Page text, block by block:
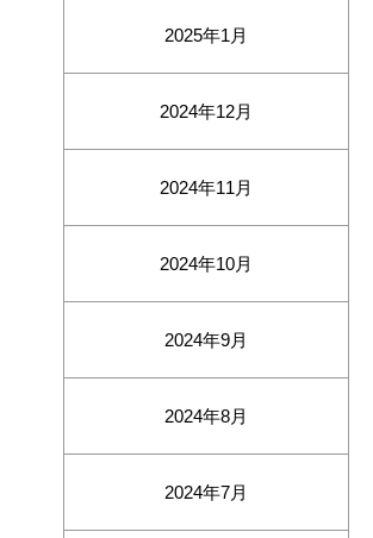
2025年1月
2024年12月
2024年11月
2024年10月
2024年9月
2024年8月
2024年7月